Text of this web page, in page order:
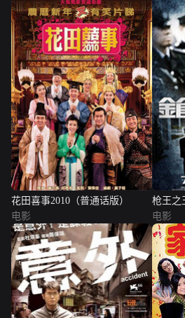
花田喜事2010（普通话版）
电影
枪王之
电影